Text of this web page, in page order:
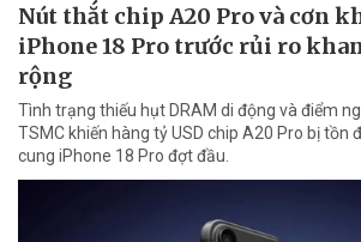
Nút thắt chip A20 Pro và cơn
iPhone 18 Pro trước rủi ro
rộng
Tình trạng thiếu hụt DRAM di động và điểm
TSMC khiến hàng tỷ USD chip A20 Pro bị tồn
cung iPhone 18 Pro đợt đầu.